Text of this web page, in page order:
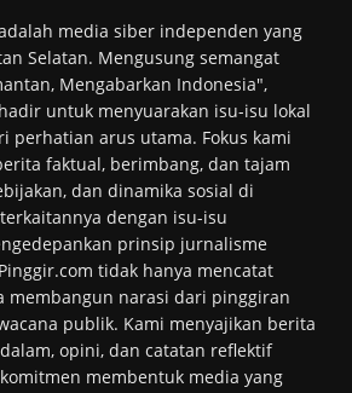
media siber independen yang
Selatan. Mengusung semangat
Mengabarkan Indonesia",
untuk menyuarakan isu-isu lokal
perhatian arus utama. Fokus kami
faktual, berimbang, dan tajam
dan dinamika sosial di
dengan isu-isu
prinsip jurnalisme
tidak hanya mencatat
membangun narasi dari pinggiran
publik. Kami menyajikan berita
opini, dan catatan reflektif
membentuk media yang